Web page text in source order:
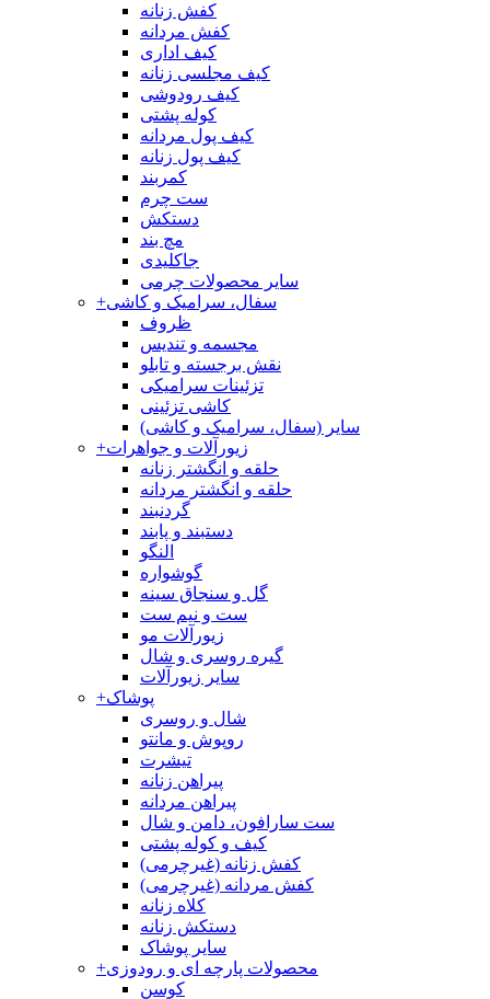
کفش زنانه
کفش مردانه
کیف اداری
کیف مجلسی زنانه
کیف رودوشی
کوله پشتی
کیف پول مردانه
کیف پول زنانه
کمربند
ست چرم
دستکش
مچ بند
جاکلیدی
سایر محصولات چرمی
+سفال، سرامیک و کاشی
ظروف
مجسمه و تندیس
نقش برجسته و تابلو
تزئینات سرامیکی
کاشی تزئینی
سایر (سفال، سرامیک و کاشی)
+زیورآلات و جواهرات
حلقه و انگشتر زنانه
حلقه و انگشتر مردانه
گردنبند
دستبند و پابند
النگو
گوشواره
گل و سنجاق سینه
ست و نیم ست
زیورآلات مو
گیره روسری و شال
سایر زیورآلات
+پوشاک
شال و روسری
روپوش و مانتو
تیشرت
پیراهن زنانه
پیراهن مردانه
ست سارافون، دامن و شال
کیف و کوله پشتی
کفش زنانه (غیرچرمی)
کفش مردانه (غیرچرمی)
کلاه زنانه
دستکش زنانه
سایر پوشاک
+محصولات پارچه ای و رودوزی
کوسن